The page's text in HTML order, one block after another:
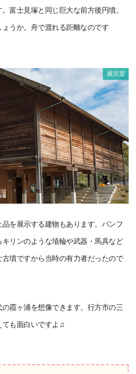
富士見塚と同じ巨大な前方後円墳。
うか。舟で渡れる距離なのです
展示室
を展示する建物もあります。パンフ
リンのような埴輪や武器・馬具など
墳ですから当時の有力者だったので
霞ヶ浦を想像できます。行方市の三
ても面白いですよ♫